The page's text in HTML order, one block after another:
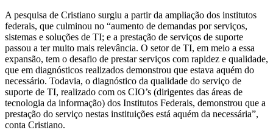
A pesquisa de Cristiano surgiu a partir da ampliação dos institutos
federais, que culminou no “aumento de demandas por serviços,
sistemas e soluções de TI; e a prestação de serviços de suporte
passou a ter muito mais relevância. O setor de TI, em meio a essa
expansão, tem o desafio de prestar serviços com rapidez e qualidade,
que em diagnósticos realizados demonstrou que estava aquém do
necessário. Todavia, o diagnóstico da qualidade do serviço de
suporte de TI, realizado com os CIO’s (dirigentes das áreas de
tecnologia da informação) dos Institutos Federais, demonstrou que a
prestação do serviço nestas instituições está aquém da necessária”,
conta Cristiano.